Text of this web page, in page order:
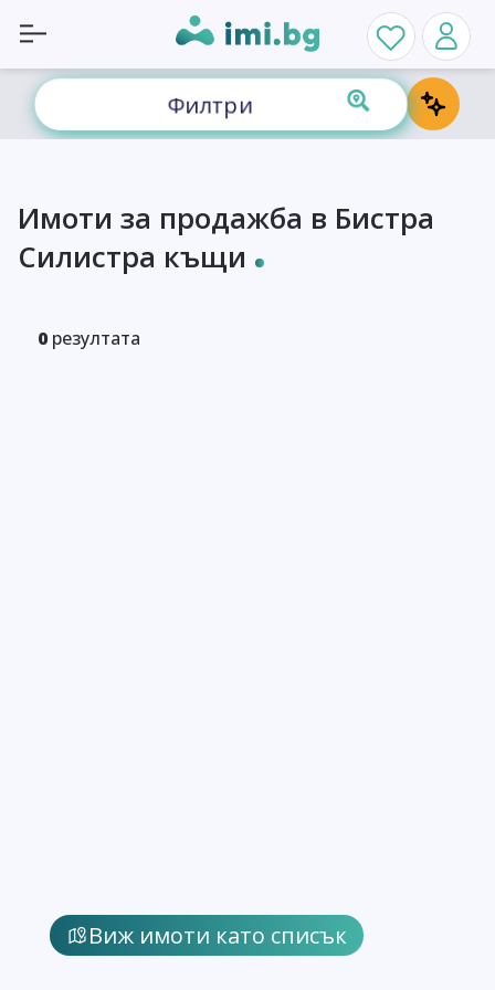
Филтри
Виж имоти като списък
Имоти за продажба в Бистра
Силистра къщи
0 резултата